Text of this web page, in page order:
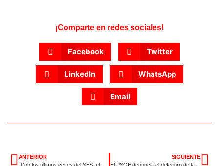
¡Comparte en redes sociales!
Facebook Twitter
LinkedIn WhatsApp
Email
ANTERIOR
SIGUIENTE